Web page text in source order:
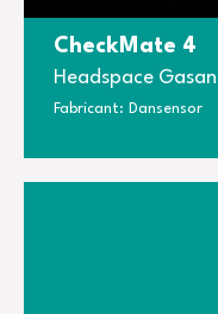
CheckMate 4
Headspace
Fabricant: Dansensor